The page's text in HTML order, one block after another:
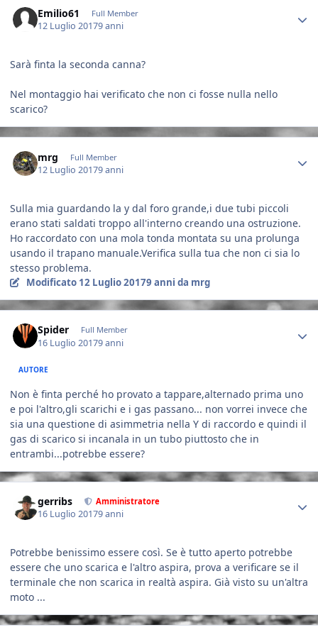
Emilio61 Full Member
12 Luglio 20179 anni
Sarà finta la seconda canna?
Nel montaggio hai verificato che non ci fosse nulla nello
scarico?
mrg Full Member
12 Luglio 20179 anni
Sulla mia guardando la y dal foro grande,i due tubi piccoli
erano stati saldati troppo all'interno creando una ostruzione.
Ho raccordato con una mola tonda montata su una prolunga
usando il trapano manuale.Verifica sulla tua che non ci sia lo
stesso problema.
Modificato 12 Luglio 20179 anni da mrg
Spider Full Member
16 Luglio 20179 anni
AUTORE
Non è finta perché ho provato a tappare,alternado prima uno
e poi l'altro,gli scarichi e i gas passano... non vorrei invece che
sia una questione di asimmetria nella Y di raccordo e quindi il
gas di scarico si incanala in un tubo piuttosto che in
entrambi...potrebbe essere?
gerribs Amministratore
16 Luglio 20179 anni
Potrebbe benissimo essere così. Se è tutto aperto potrebbe
essere che uno scarica e l'altro aspira, prova a verificare se il
terminale che non scarica in realtà aspira. Già visto su un'altra
moto ...